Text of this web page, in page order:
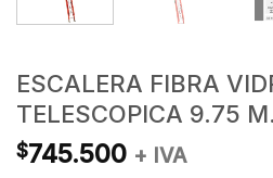
ESCALERA FIBRA
TELESCOPICA 9.75
$745.500 + IVA